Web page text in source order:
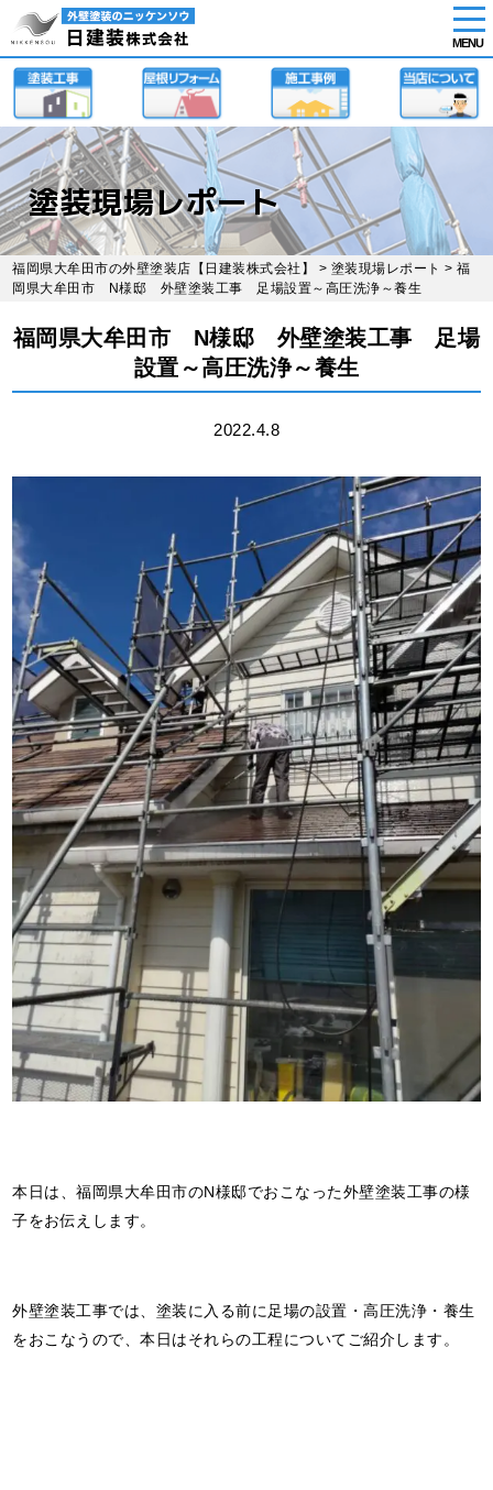
Skip
main
content
MENU
塗装現場レポート
福岡県大牟田市の外壁塗装店【日建装株式会社】 > 塗装現場レポート > 福
岡県大牟田市 N様邸 外壁塗装工事 足場設置～高圧洗浄～養生
福岡県大牟田市 N様邸 外壁塗装工事 足場
設置～高圧洗浄～養生
2022.4.8
本日は、福岡県大牟田市のN様邸でおこなった外壁塗装工事の様
子をお伝えします。
外壁塗装工事では、塗装に入る前に足場の設置・高圧洗浄・養生
をおこなうので、本日はそれらの工程についてご紹介します。